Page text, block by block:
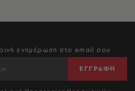
ενημέρωση στο email σου
ΕΓΓΡΑΦΗ